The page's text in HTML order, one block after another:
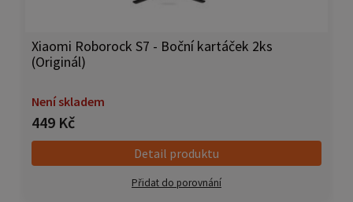
Xiaomi Roborock S7 - Boční kartáček 2ks
(Originál)
Není skladem
449 Kč
Detail produktu
Přidat do porovnání